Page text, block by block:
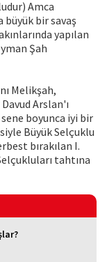
Amca
büyük bir savaş
yapılan
Şah
Melikşah,
Arslan'ı
boyunca iyi bir
Büyük Selçuklu
bırakılan I.
tahtına